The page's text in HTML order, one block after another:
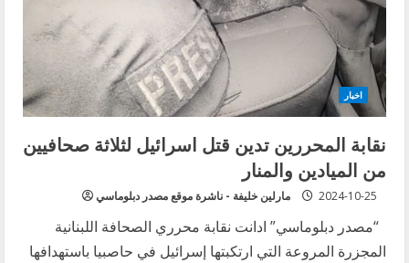
حتى
الموت
اخبار
نقابة المحررين تدين قتل اسرائيل لثلاثة صحافيين
من الميادين والمنار
مارلين خليفة - ناشرة موقع مصدر دبلوماسي 2024-10-25
“مصدر دبلوماسي” ادانت نقابة محرري الصحافة اللبنانية
المجزرة المروعة التي ارتكبتها إسرائيل في حاصبيا باستهدافها